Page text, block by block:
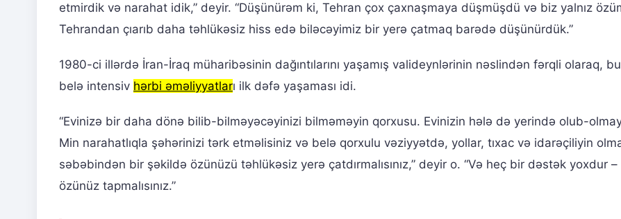
etmirdik və narahat idik,” deyir. “Düşünürəm ki, Tehran çox çaxnaşmaya düşmüşdü və biz yalnız
Tehrandan çıarıb daha təhlükəsiz hiss edə biləcəyimiz bir yerə çatmaq barədə düşünürdük.”
1980-ci illərdə İran-İraq müharibəsinin dağıntılarını yaşamış valideynlərinin nəslindən fərqli olaraq,
belə intensiv hərbi əməliyyatları ilk dəfə yaşaması idi.
“Evinizə bir daha dönə bilib-bilməyəcəyinizi bilməməyin qorxusu. Evinizin hələ də yerində olub-
Min narahatlıqla şəhərinizi tərk etməlisiniz və belə qorxulu vəziyyətdə, yollar, tıxac və idarəçiliyin
səbəbindən bir şəkildə özünüzü təhlükəsiz yerə çatdırmalısınız,” deyir o. “Və heç bir dəstək yoxdur
özünüz tapmalısınız.”